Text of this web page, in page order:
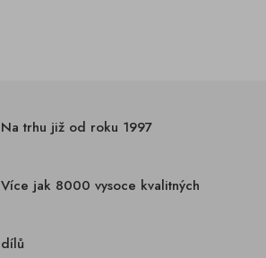
Na trhu již od roku 1997
Více jak 8000 vysoce kvalitných
dílů